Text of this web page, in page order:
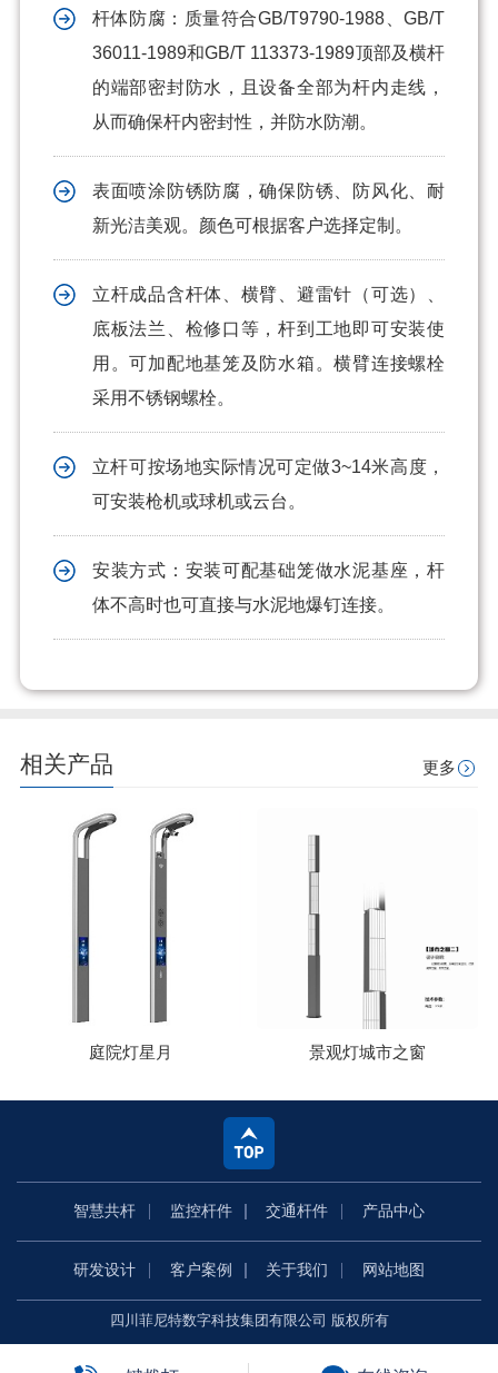
杆体防腐：质量符合GB/T9790-1988、GB/T
36011-1989和GB/T 113373-1989顶部及横杆
的端部密封防水，且设备全部为杆内走线，
从而确保杆内密封性，并防水防潮。
表面喷涂防锈防腐，确保防锈、防风化、耐
新光洁美观。颜色可根据客户选择定制。
立杆成品含杆体、横臂、避雷针（可选）、
底板法兰、检修口等，杆到工地即可安装使
用。可加配地基笼及防水箱。横臂连接螺栓
采用不锈钢螺栓。
立杆可按场地实际情况可定做3~14米高度，
可安装枪机或球机或云台。
安装方式：安装可配基础笼做水泥基座，杆
体不高时也可直接与水泥地爆钉连接。
相关产品 更多
庭院灯星月 景观灯城市之窗
智慧共杆 监控杆件 交通杆件 产品中心
研发设计 客户案例 关于我们 网站地图
四川菲尼特数字科技集团有限公司 版权所有